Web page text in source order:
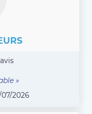
»
2026